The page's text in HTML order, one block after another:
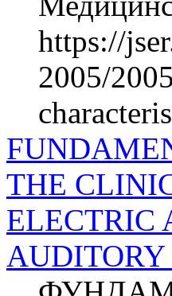
https://
2005/
THE
ELECTRIC